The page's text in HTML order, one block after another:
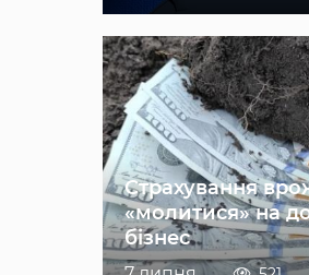
Страхування
«молитися» на
бізнес